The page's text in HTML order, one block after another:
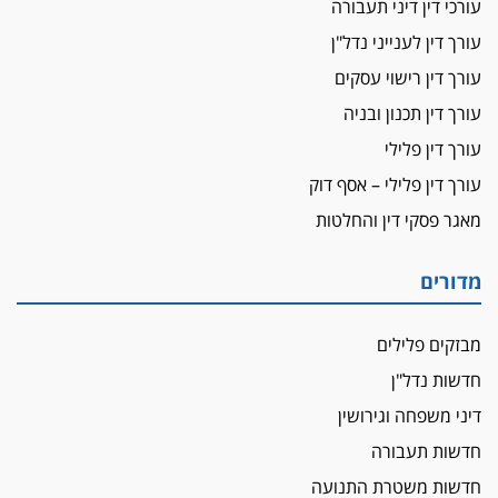
עורכת-דין שהביעה שמחה ב-7 באוקטובר
אשם
עו"ד הלל בבייב הורשע בהונאת עשרות לקוחות,
ההסדר: 7-9 שנות מאסר
דין ומקרקעין
עורך דין ברמת השרון נחקר בחשד למרמה בעסקת
תובעת משטרתית פוטרה בחשד לעישון סמים
שנחשף בפעילות בלשים בטלגרם
לא בכל יום
הכנסת אישרה
הגבלת שכר טרחה בייצוג נכי צה"ל ונפגעי פעולות
איבה
עורכי דין דיני תעבורה
עורך דין לענייני נדל"ן
עורך דין רישוי עסקים
עורך דין תכנון ובניה
עורך דין פלילי
עורך דין פלילי – אסף דוק
מאגר פסקי דין והחלטות
מדורים
מבזקים פלילים
חדשות נדל"ן
דיני משפחה וגירושין
חדשות תעבורה
חדשות משטרת התנועה